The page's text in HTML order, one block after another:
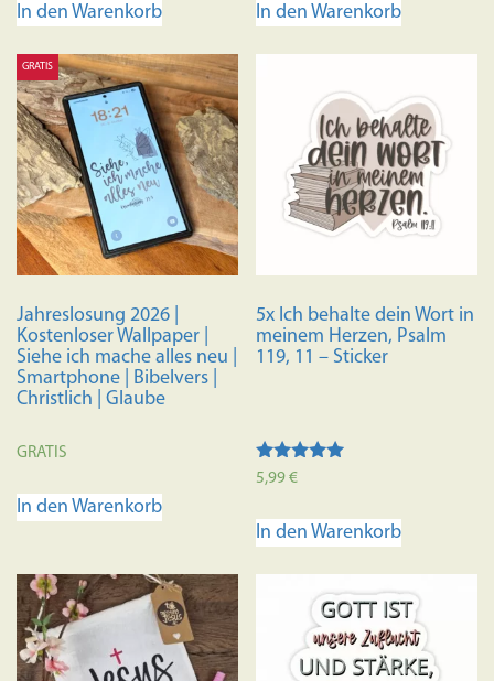
In den Warenkorb In den Warenkorb
GRATIS
Jahreslosung 2026 |
Kostenloser Wallpaper |
Siehe ich mache alles neu |
Smartphone | Bibelvers |
Christlich | Glaube
GRATIS
In den Warenkorb
5x Ich behalte dein Wort in
meinem Herzen, Psalm
119, 11 – Sticker
Bewertet mit
5,99€
In den Warenkorb